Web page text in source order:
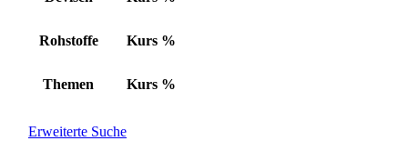
Rohstoffe Kurs %
Themen Kurs %
Erweiterte Suche